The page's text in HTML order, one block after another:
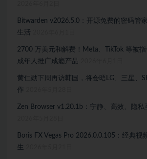
Bitwarden v2026.5.0：开源免费的密码管
生活
2700 万美元和解费！Meta、TikTok 等被
成年人推广成瘾产品
黄仁勋下周再访韩国，将会晤LG、三星、
作
Zen Browser v1.20.1b：宁静、高效、隐私
Boris FX Vegas Pro 2026.0.0.105：经典视
生